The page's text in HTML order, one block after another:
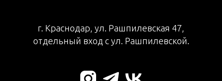
г. Краснодар, ул. Рашпилевская 47,
отдельный вход с ул. Рашпилевской.